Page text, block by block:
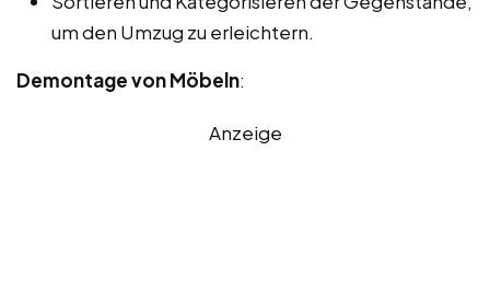
um den Umzug zu erleichtern.
Demontage von Möbeln:
Anzeige